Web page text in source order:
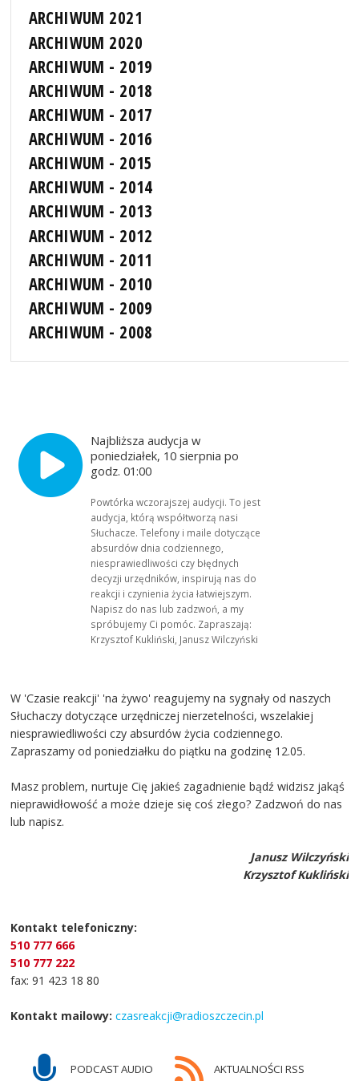
ARCHIWUM 2021
ARCHIWUM 2020
ARCHIWUM - 2019
ARCHIWUM - 2018
ARCHIWUM - 2017
ARCHIWUM - 2016
ARCHIWUM - 2015
ARCHIWUM - 2014
ARCHIWUM - 2013
ARCHIWUM - 2012
ARCHIWUM - 2011
ARCHIWUM - 2010
ARCHIWUM - 2009
ARCHIWUM - 2008
Najbliższa audycja w
poniedziałek, 10 sierpnia po
godz. 01:00
Powtórka wczorajszej audycji. To jest
audycja, którą współtworzą nasi
Słuchacze. Telefony i maile dotyczące
absurdów dnia codziennego,
niesprawiedliwości czy błędnych
decyzji urzędników, inspirują nas do
reakcji i czynienia życia łatwiejszym.
Napisz do nas lub zadzwoń, a my
spróbujemy Ci pomóc. Zapraszają:
Krzysztof Kukliński, Janusz Wilczyński
W 'Czasie reakcji' 'na żywo' reagujemy na sygnały od naszych
Słuchaczy dotyczące urzędniczej nierzetelności, wszelakiej
niesprawiedliwości czy absurdów życia codziennego.
Zapraszamy od poniedziałku do piątku na godzinę 12.05.
Masz problem, nurtuje Cię jakieś zagadnienie bądź widzisz jakąś
nieprawidłowość a może dzieje się coś złego? Zadzwoń do nas
lub napisz.
Janusz Wilczyński
Krzysztof Kukliński
Kontakt telefoniczny:
510 777 666
510 777 222
fax: 91 423 18 80
Kontakt mailowy: czasreakcji@radioszczecin.pl
PODCAST AUDIO AKTUALNOŚCI RSS